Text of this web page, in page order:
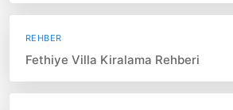
REHBER
Fethiye Villa Kiralama Rehberi